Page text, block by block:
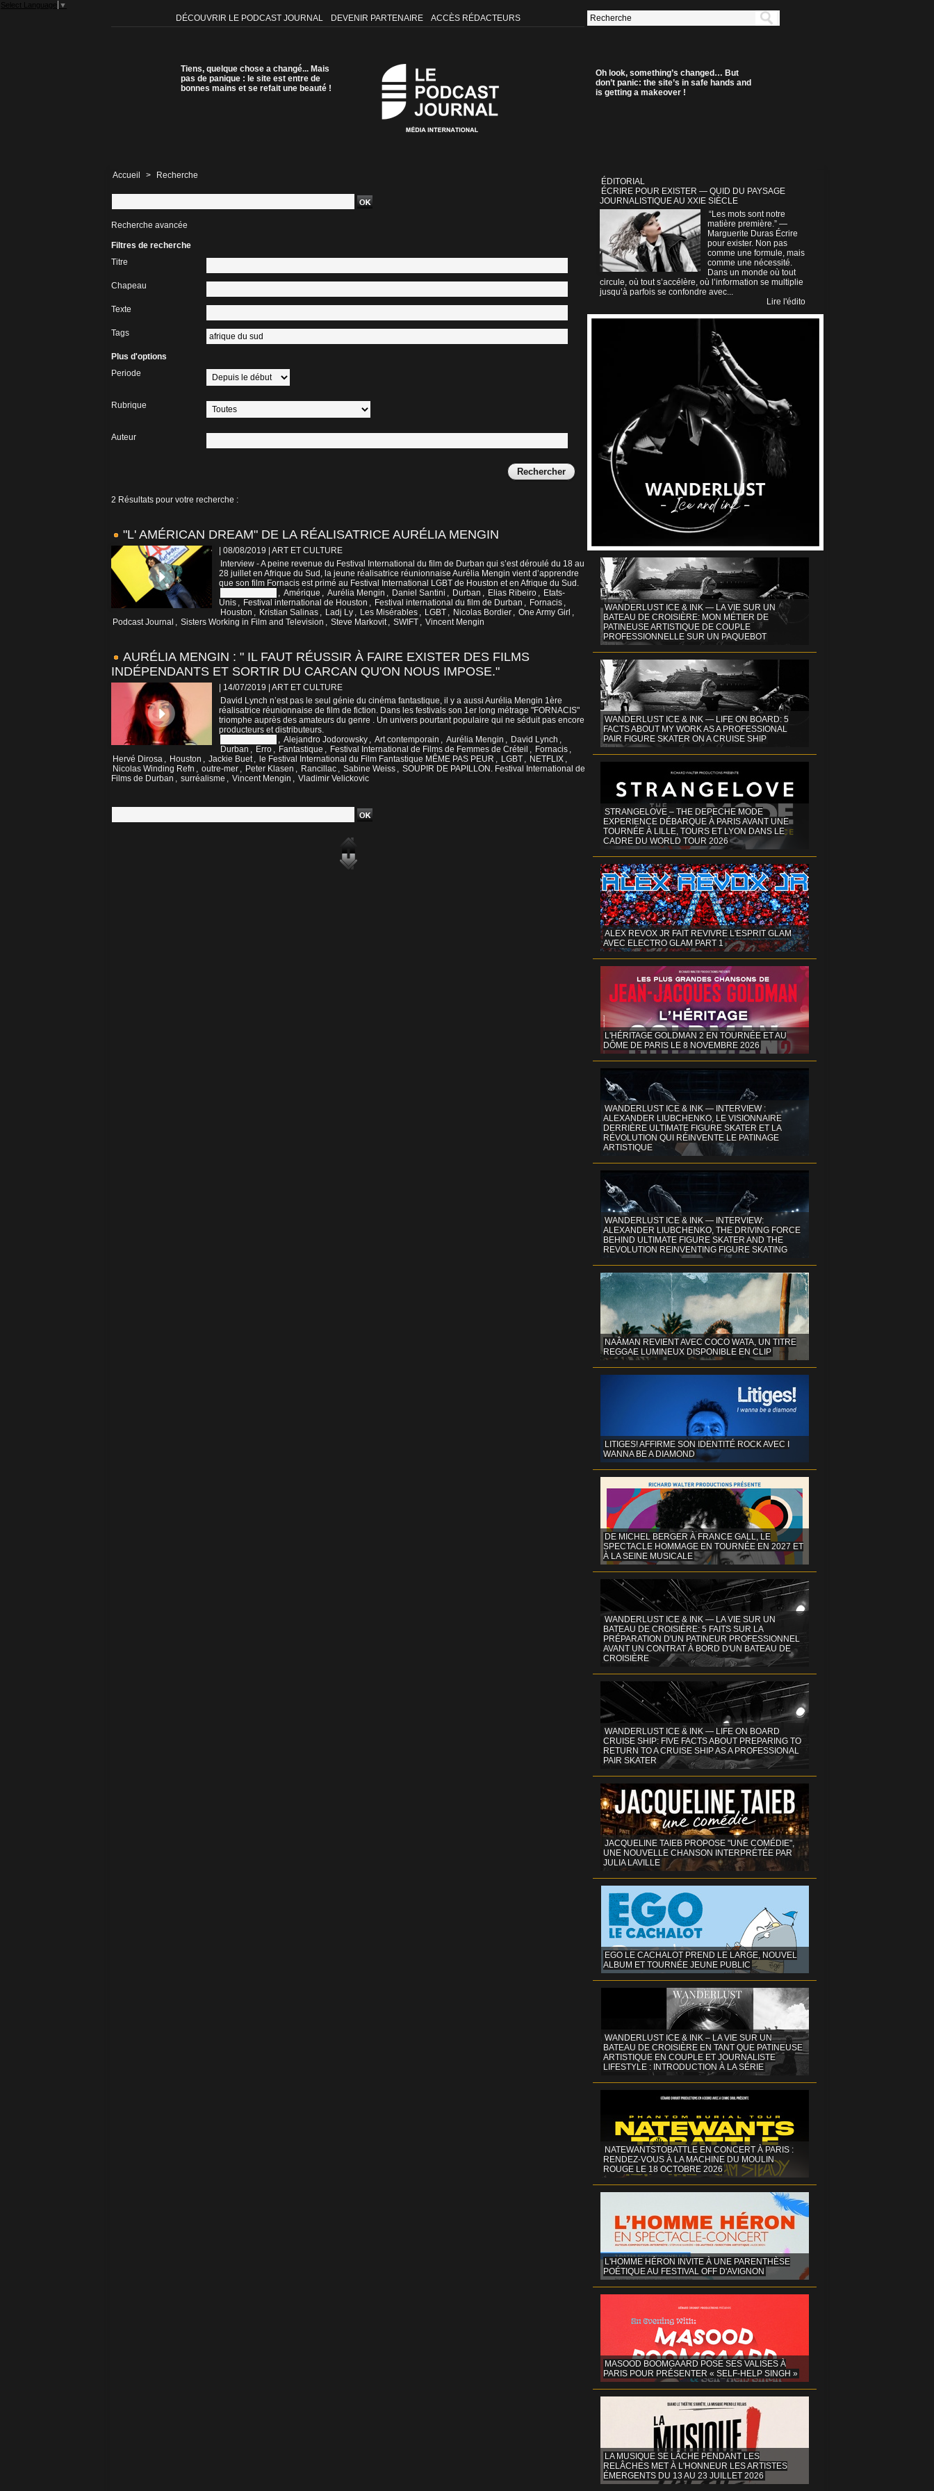
Select Language ▼
DÉCOUVRIR LE PODCAST JOURNAL DEVENIR PARTENAIRE ACCÈS RÉDACTEURS
Tiens, quelque chose a changé... Mais
pas de panique : le site est entre de
bonnes mains et se refait une beauté !
Oh look, something’s changed… But
don’t panic: the site’s in safe hands and
is getting a makeover !
Accueil > Recherche
Recherche avancée
Filtres de recherche
Titre
Chapeau
Texte
Tags
Plus d'options
Periode
Rubrique
Auteur
2 Résultats pour votre recherche :
"L' AMÉRICAN DREAM" DE LA RÉALISATRICE AURÉLIA MENGIN
| 08/08/2019
ART ET CULTURE
Interview - A peine revenue du Festival International du film de Durban qui s’est déroulé du 18 au
28 juillet en Afrique du Sud, la jeune réalisatrice réunionnaise Aurélia Mengin vient d’apprendre
que son film Fornacis est primé au Festival International LGBT de Houston et en Afrique du Sud.
, Amérique , Aurélia Mengin , Daniel Santini , Durban , Elias Ribeiro , Etats-
Unis , Festival international de Houston , Festival international du film de Durban , Fornacis ,
Houston , Kristian Salinas , Ladj Ly , Les Misérables , LGBT , Nicolas Bordier , One Army Girl ,
Podcast Journal , Sisters Working in Film and Television , Steve Markovit , SWIFT , Vincent Mengin
AURÉLIA MENGIN : " IL FAUT RÉUSSIR À FAIRE EXISTER DES FILMS
INDÉPENDANTS ET SORTIR DU CARCAN QU'ON NOUS IMPOSE."
| 14/07/2019
ART ET CULTURE
David Lynch n’est pas le seul génie du cinéma fantastique, il y a aussi Aurélia Mengin 1ère
réalisatrice réunionnaise de film de fiction. Dans les festivals son 1er long métrage "FORNACIS"
triomphe auprès des amateurs du genre . Un univers pourtant populaire qui ne séduit pas encore
producteurs et distributeurs.
, Alejandro Jodorowsky , Art contemporain , Aurélia Mengin , David Lynch ,
Durban , Erro , Fantastique , Festival International de Films de Femmes de Créteil , Fornacis ,
Hervé Dirosa , Houston , Jackie Buet , le Festival International du Film Fantastique MÊME PAS PEUR , LGBT , NETFLIX ,
Nicolas Winding Refn , outre-mer , Peter Klasen , Rancillac , Sabine Weiss , SOUPIR DE PAPILLON. Festival International de
Films de Durban , surréalisme , Vincent Mengin , Vladimir Velickovic
ÉDITORIAL
ÉCRIRE POUR EXISTER — QUID DU PAYSAGE
JOURNALISTIQUE AU XXIE SIÈCLE
“Les mots sont notre
matière première.” —
Marguerite Duras Écrire
pour exister. Non pas
comme une formule, mais
comme une nécessité.
Dans un monde où tout
circule, où tout s’accélère, où l’information se multiplie
jusqu’à parfois se confondre avec...
Lire l'édito
WANDERLUST ICE & INK — LA VIE SUR UN
BATEAU DE CROISIÈRE: MON MÉTIER DE
PATINEUSE ARTISTIQUE DE COUPLE
PROFESSIONNELLE SUR UN PAQUEBOT
WANDERLUST ICE & INK — LIFE ON BOARD: 5
FACTS ABOUT MY WORK AS A PROFESSIONAL
PAIR FIGURE SKATER ON A CRUISE SHIP
STRANGELOVE – THE DEPECHE MODE
EXPERIENCE DÉBARQUE À PARIS AVANT UNE
TOURNÉE À LILLE, TOURS ET LYON DANS LE
CADRE DU WORLD TOUR 2026
ALEX REVOX JR FAIT REVIVRE L'ESPRIT GLAM
AVEC ELECTRO GLAM PART 1
L'HÉRITAGE GOLDMAN 2 EN TOURNÉE ET AU
DÔME DE PARIS LE 8 NOVEMBRE 2026
WANDERLUST ICE & INK — INTERVIEW :
ALEXANDER LIUBCHENKO, LE VISIONNAIRE
DERRIÈRE ULTIMATE FIGURE SKATER ET LA
RÉVOLUTION QUI RÉINVENTE LE PATINAGE
ARTISTIQUE
WANDERLUST ICE & INK — INTERVIEW:
ALEXANDER LIUBCHENKO, THE DRIVING FORCE
BEHIND ULTIMATE FIGURE SKATER AND THE
REVOLUTION REINVENTING FIGURE SKATING
NAÂMAN REVIENT AVEC COCO WATA, UN TITRE
REGGAE LUMINEUX DISPONIBLE EN CLIP
LITIGES! AFFIRME SON IDENTITÉ ROCK AVEC I
WANNA BE A DIAMOND
DE MICHEL BERGER À FRANCE GALL, LE
SPECTACLE HOMMAGE EN TOURNÉE EN 2027 ET
À LA SEINE MUSICALE
WANDERLUST ICE & INK — LA VIE SUR UN
BATEAU DE CROISIÈRE: 5 FAITS SUR LA
PRÉPARATION D'UN PATINEUR PROFESSIONNEL
AVANT UN CONTRAT À BORD D'UN BATEAU DE
CROISIÈRE
WANDERLUST ICE & INK — LIFE ON BOARD
CRUISE SHIP: FIVE FACTS ABOUT PREPARING TO
RETURN TO A CRUISE SHIP AS A PROFESSIONAL
PAIR SKATER
JACQUELINE TAIEB PROPOSE "UNE COMÉDIE",
UNE NOUVELLE CHANSON INTERPRÉTÉE PAR
JULIA LAVILLE
EGO LE CACHALOT PREND LE LARGE, NOUVEL
ALBUM ET TOURNÉE JEUNE PUBLIC
WANDERLUST ICE & INK – LA VIE SUR UN
BATEAU DE CROISIÈRE EN TANT QUE PATINEUSE
ARTISTIQUE EN COUPLE ET JOURNALISTE
LIFESTYLE : INTRODUCTION À LA SÉRIE
NATEWANTSTOBATTLE EN CONCERT À PARIS :
RENDEZ-VOUS À LA MACHINE DU MOULIN
ROUGE LE 18 OCTOBRE 2026
L'HOMME HÉRON INVITE À UNE PARENTHÈSE
POÉTIQUE AU FESTIVAL OFF D'AVIGNON
MASOOD BOOMGAARD POSE SES VALISES À
PARIS POUR PRÉSENTER « SELF-HELP SINGH »
LA MUSIQUE SE LÂCHE PENDANT LES
RELÂCHES MET À L'HONNEUR LES ARTISTES
ÉMERGENTS DU 13 AU 23 JUILLET 2026